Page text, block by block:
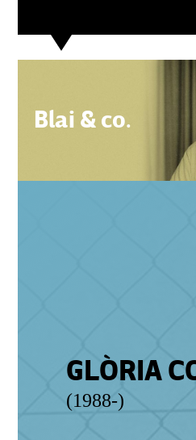
Blai & co.
GLÒRIA
(1988-)